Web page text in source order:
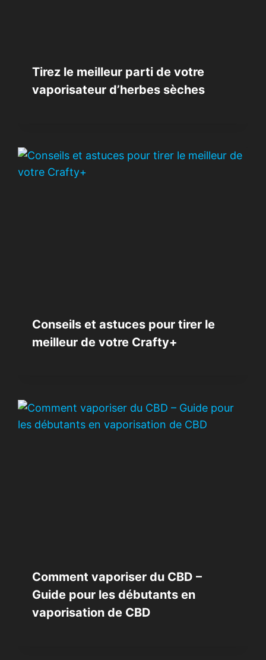
Tirez le meilleur parti de votre
vaporisateur d’herbes sèches
Conseils et astuces pour tirer le
meilleur de votre Crafty+
Comment vaporiser du CBD –
Guide pour les débutants en
vaporisation de CBD